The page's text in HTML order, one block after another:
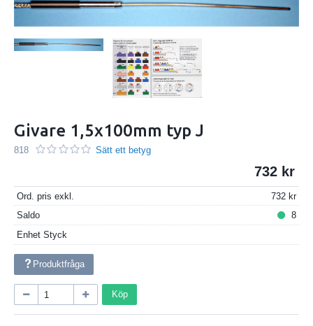
Givare 1,5x100mm typ J
818 Sätt ett betyg
732
Ord. pris exkl.
732
Saldo
8
Enhet Styck
Produktfråga
Köp